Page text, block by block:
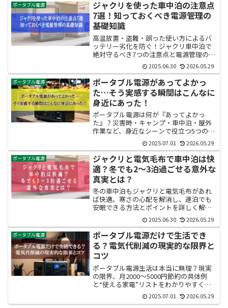
ポータブル電源
ジャクリを使った車中泊の注意点
7選！知っておくべき電源管理の
基礎知識
高温放置・盗難・誤った使い方によるバ
ッテリー劣化を防ぐ！ジャクリ車中泊で
絶対守るべき7つの注意点と電源管理のコ
2025.06.30 2026.05.29
ポータブル電源
ポータブル電源があってよかっ
た…そう実感する瞬間はこんなに
身近にあった！
ポータブル電源は何が『あってよかっ
た』？災害時・キャンプ・車中泊・屋外
作業など、身近なシーンで役立つ5つのシ
ーンとメリットを詳しく解説。購入前の
疑問がすぐ解決します。
2025.07.01 2026.05.29
ポータブル電源
ジャクリと電気毛布で車中泊は快
適？冬でも2～3泊過ごせる意外な
真実とは？
冬の車中泊もジャクリと電気毛布があれ
ば快適。寒さの心配を解消し、連泊でも
安眠できる方法とポイントを詳しく解
2025.06.30 2026.05.29
ポータブル電源
ポータブル電源だけで生活でき
る？電気代削減の現実的な限界と
コツ
ポータブル電源生活は本当に無理？現実
の限界、月2000〜5000円節約の具体例
と“使える家電”リストをわかりやすくチ
2025.07.01 2026.05.29